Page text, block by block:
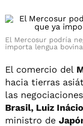
El Mercosur podría
importa lengua
El comercio del
hacia tierras
las
Brasil, Luiz
ministro de